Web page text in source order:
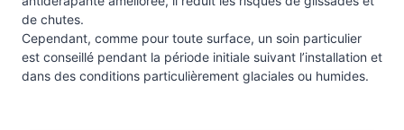
é
de chutes.
Cependant, comme pour toute surface, un soin particulier
est conseillé pendant la période initiale suivant l’installation et
dans des conditions particulièrement glaciales ou humides.